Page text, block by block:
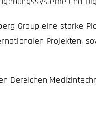
Group eine starke
Projekten,
Bereichen